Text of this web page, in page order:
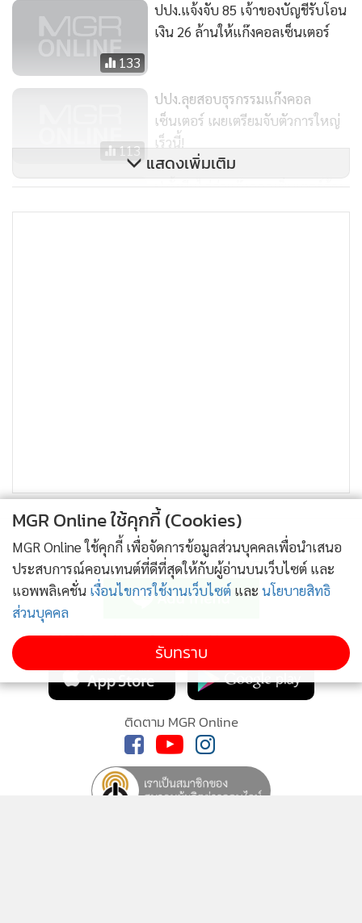
133
ปปง.แจ้งจับ 85 เจ้าของบัญชีรับโอน
เงิน 26 ล้านให้แก๊งคอลเซ็นเตอร์
113
ปปง.ลุยสอบธุรกรรมแก๊งคอล
เซ็นเตอร์ เผยเตรียมจับตัวการใหญ่
เร็วนี้!
ป.ตั้งทีมไล่ล่าแก๊งคอลเซ็นเตอร์อ้าง
ชื่อ ปปง.ตุ๋นเหยื่อ
แสดงเพิ่มเติม
ติดตามข่าวสารผ่านทาง LINE
MGR Online Application
ติดตาม MGR Online
MGR Online ใช้คุกกี้ (Cookies)
MGR Online ใช้คุกกี้ เพื่อจัดการข้อมูลส่วนบุคคลเพื่อนำเสนอ
ประสบการณ์คอนเทนต์ที่ดีที่สุดให้กับผู้อ่านบนเว็บไซต์ และ
แอพพลิเคชั่น เงื่อนไขการใช้งานเว็บไซต์ และ นโยบายสิทธิ
ส่วนบุคคล
รับทราบ